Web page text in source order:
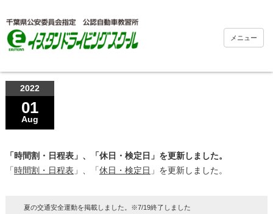
メニュー
2022
01
Aug
「時間割・日程表」、「休日・検定日」を更新しました。
「時間割・日程表 」、「休日・検定日 」を更新しました。
夏の交通安全運動を掲載しました。※7/19終了しました